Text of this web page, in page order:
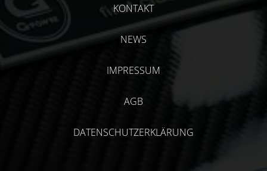
KONTAKT
NEWS
IMPRESSUM
AGB
DATENSCHUTZERKLÄRUNG